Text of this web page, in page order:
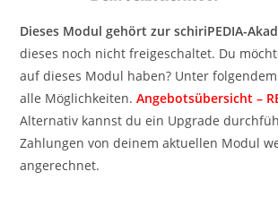
Dieses Modul gehört zur schiriPEDIA-
dieses noch nicht freigeschaltet. Du
auf dieses Modul haben? Unter
alle Möglichkeiten.Angebotsübersicht –
Alternativ kannst du ein Upgrade
Zahlungen von deinem aktuellen Modul
angerechnet.